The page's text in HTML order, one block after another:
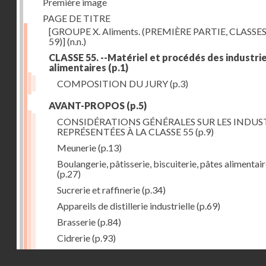
PAGE DE TITRE
[GROUPE X. Aliments. (PREMIÈRE PARTIE,
59)](n.n.)
CLASSE 55. --Matériel et procédés des
alimentaires (p.1)
COMPOSITION DU JURY(p.3)
AVANT-PROPOS (p.5)
CONSIDÉRATIONS GÉNÉRALES SUR LES
REPRÉSENTÉES À LA CLASSE 55 (p.9)
Meunerie(p.13)
Boulangerie, pâtisserie, biscuiterie, pâtes
(p.27)
Sucrerie et raffinerie(p.34)
Appareils de distillerie industrielle(p.69)
Brasserie(p.84)
Cidrerie(p.93)